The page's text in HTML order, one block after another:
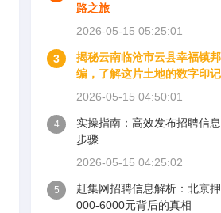
路之旅
2026-05-15 05:25:01
3
揭秘云南临沧市云县幸福镇
编，了解这片土地的数字印记
2026-05-15 04:50:01
4
实操指南：高效发布招聘信
步骤
2026-05-15 04:25:02
5
赶集网招聘信息解析：北京
000-6000元背后的真相